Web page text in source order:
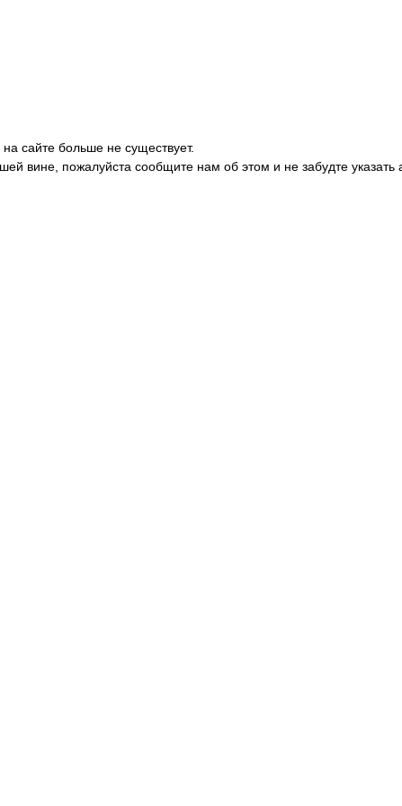
сайте больше не существует.
вине, пожалуйста сообщите нам об этом и не забудте